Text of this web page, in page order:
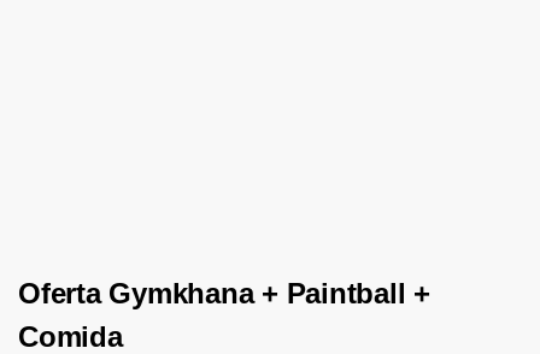
Oferta Gymkhana + Paintball +
Comida